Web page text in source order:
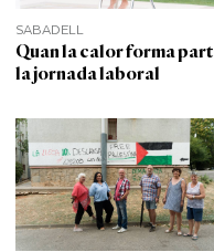
SABADELL
Quan la calor forma
la jornada laboral